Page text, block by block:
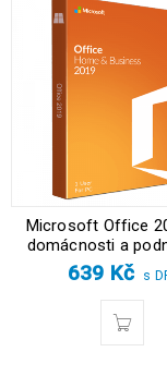
Microsoft Office
domácnosti a
639 Kč s